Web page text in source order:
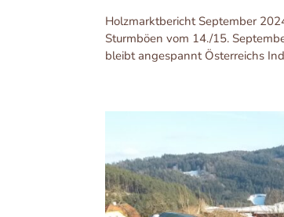
Holzmarktbericht September
Sturmböen vom 14./15.
bleibt angespannt Österreichs